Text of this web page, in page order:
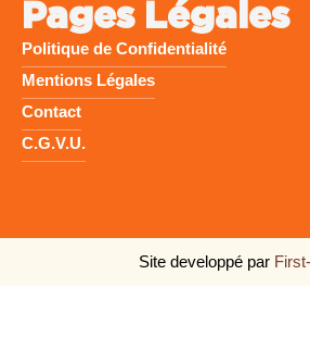
Pages Légales
Politique de Confidentialité
Mentions Légales
Contact
C.G.V.U.
Site developpé par